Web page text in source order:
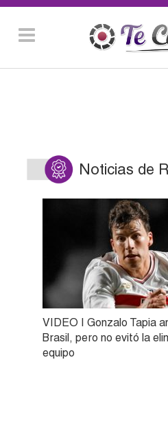
Noticias de
VIDEO | Gonzalo Tapia
Brasil, pero no evitó la
equipo